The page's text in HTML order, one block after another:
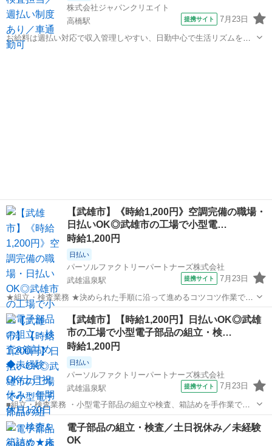
株式会社ジャパンクリエイト
高橋駅
提携サイト 7月23日
お給料は週払い対応で収入管理しやすい、日勤中心で生活リズムを整
えやすい職場です／20代・30代・40代・50代在籍中 ＼株式会社ジャパ
【武雄市】《時給1,200円》空調完備の職場・
日払いOK◎武雄市の工場で小型電…
時給1,200円
日払い
パーソルファクトリーパートナーズ株式会社
武雄温泉駅
提携サイト 7月23日
★組立・検査業務 ★決められた手順に沿って進めるコツコツ作業です
♪ ★小型電子部品の組立や検査、箱詰めを手作業で行います。 ★未経
験の方も安心!教育期間があるので無理なくスタート可能です。 ※空調
完備で快適な職場環境です。 ...
佐賀 武雄市 武雄温泉駅 工場
【武雄市】【時給1,200円】日払いOK◎武雄
市の工場で小型電子部品の組立・検…
時給1,200円
日払い
パーソルファクトリーパートナーズ株式会社
武雄温泉駅
提携サイト 7月23日
■組立・検査業務 ・小型電子部品の組立や検査、箱詰めを手作業で行
います。 ・決められた手順に沿って進めるコツコツ作業です♪ ・未経
験の方も安心!教育期間があるので無理なくスタートできます。 ※空調
完備で快適な職場環境です。 ...
佐賀 武雄市 武雄温泉駅 工場
電子部品の組立・検査／土日祝休み／未経験
OK